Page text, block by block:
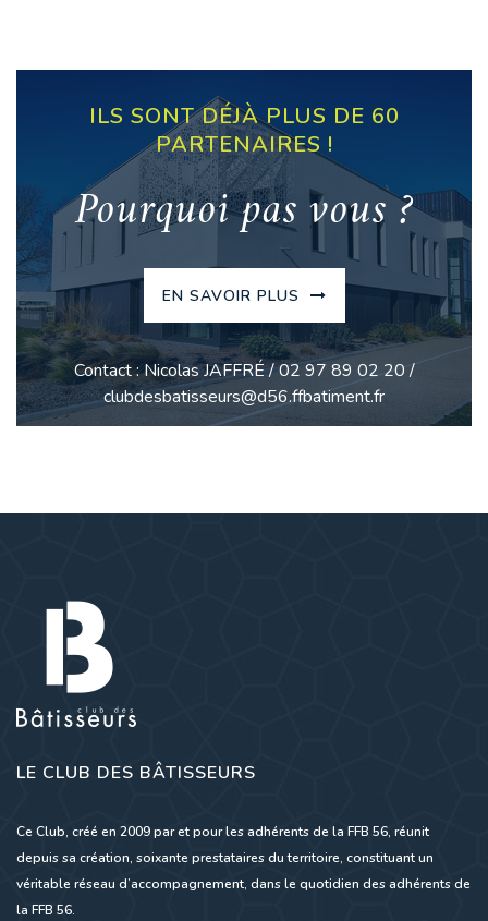
ILS SONT DÉJÀ PLUS DE 60
PARTENAIRES !
Pourquoi pas vous ?
EN SAVOIR PLUS
Contact : Nicolas JAFFRÉ / 02 97 89 02 20 /
clubdesbatisseurs@d56.ffbatiment.fr
LE CLUB DES BÂTISSEURS
Ce Club, créé en 2009 par et pour les adhérents de la FFB 56, réunit
depuis sa création, soixante prestataires du territoire, constituant un
véritable réseau d’accompagnement, dans le quotidien des adhérents de
la FFB 56.